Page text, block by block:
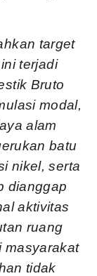
target
terjadi
Bruto
modal,
alam
batu
nikel, serta
dianggap
aktivitas
ruang
masyarakat
tidak